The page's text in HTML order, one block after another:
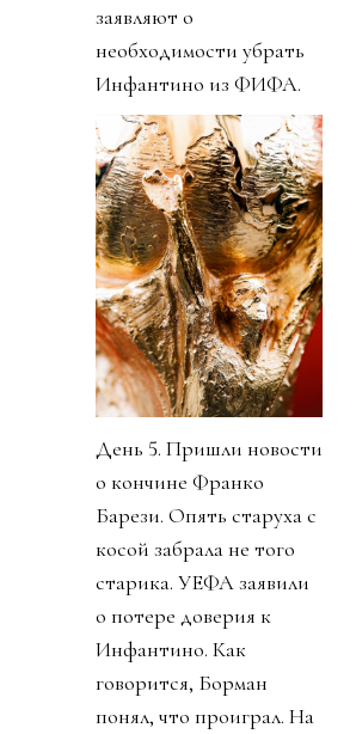
заявляют о
необходимости убрать
Инфантино из ФИФА.
День 5. Пришли новости
о кончине Франко
Барези. Опять старуха с
косой забрала не того
старика. УЕФА заявили
о потере доверия к
Инфантино. Как
говорится, Борман
понял, что проиграл. На